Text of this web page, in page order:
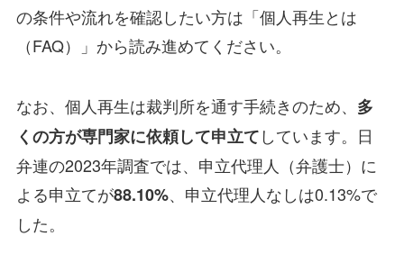
の条件や流れを確認したい方は「個人再生とは
（FAQ）」から読み進めてください。
なお、個人再生は裁判所を通す手続きのため、 多
くの方が専門家に依頼して申立てしています。日
弁連の2023年調査では、申立代理人（弁護士）に
よる申立てが88.10%、申立代理人なしは0.13%で
した。